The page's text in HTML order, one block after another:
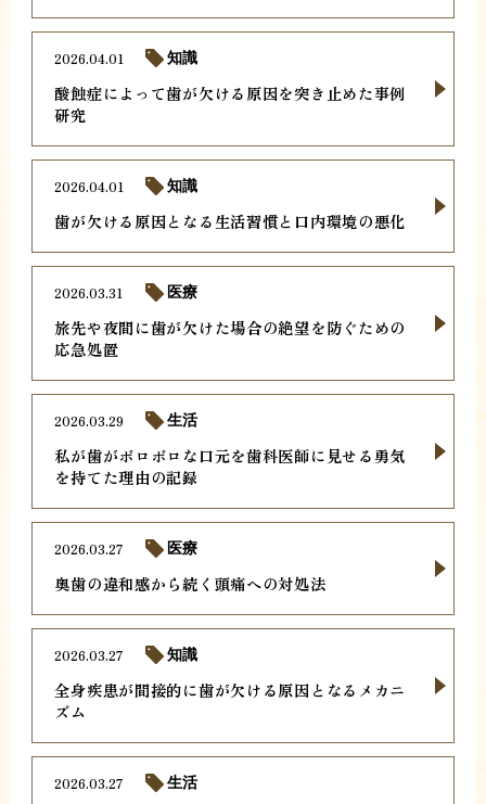
酸蝕症によって歯が欠ける原因を突き止めた事例
研究
2026.04.01 知識
歯が欠ける原因となる生活習慣と口内環境の悪化
2026.04.01 知識
旅先や夜間に歯が欠けた場合の絶望を防ぐための
応急処置
2026.03.31 医療
私が歯がボロボロな口元を歯科医師に見せる勇気
を持てた理由の記録
2026.03.29 生活
奥歯の違和感から続く頭痛への対処法
2026.03.27 医療
全身疾患が間接的に歯が欠ける原因となるメカニ
ズム
2026.03.27 知識
2026.03.27 生活